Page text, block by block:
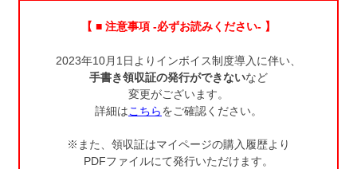
【 ■ 注意事項 -必ずお読みください- 】
2023年10月1日よりインボイス制度導入に伴い、
手書き領収証の発行ができないなど
変更がございます。
詳細はこちらをご確認ください。
※また、領収証はマイページの購入履歴より
PDFファイルにて発行いただけます。